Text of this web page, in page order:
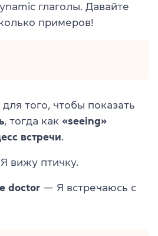
глаголы. Давайте
примеров!
того, чтобы показать
, тогда как «seeing»
встречи.
вижу птичку.
doctor — Я встречаюсь с